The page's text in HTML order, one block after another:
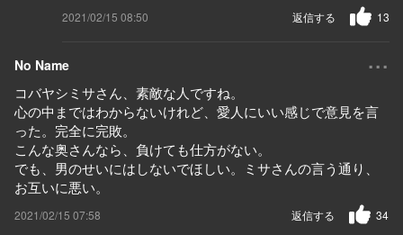
2021/02/15 08:50 13
返信する
No Name ...
コバヤシミサさん、素敵な人ですね。
心の中まではわからないけれど、愛人にいい感じで意見を言
った。完全に完敗。
こんな奥さんなら、負けても仕方がない。
でも、男のせいにはしないでほしい。ミサさんの言う通り、
お互いに悪い。
2021/02/15 07:58 34
返信する